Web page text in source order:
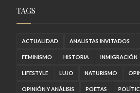
TAGS
ACTUALIDAD ANALISTAS INVITADOS
FEMINISMO HISTORIA INMIGRACIÓN
LIFESTYLE LUJO NATURISMO
OPINIÓN Y ANÁLISIS POETAS